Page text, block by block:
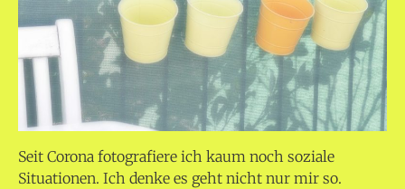
Seit Corona fotografiere ich kaum noch soziale
Situationen. Ich denke es geht nicht nur mir so.